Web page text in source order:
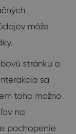
môže
stránku a
sa
toho možno
na
pochopenie